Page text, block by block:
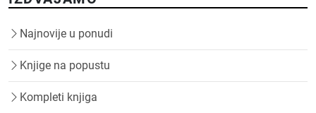
Najnovije u ponudi
Knjige na popustu
Kompleti knjiga